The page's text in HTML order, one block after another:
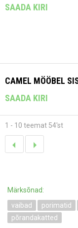
SAADA KIRI
CAMEL MÖÖBEL
SAADA KIRI
1 - 10 teemat 54'st
Märksõnad:
vaibad
porimatid
põrandakatted